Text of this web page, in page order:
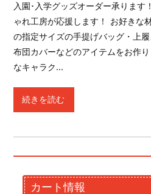
入園･入学グッズオーダー承ります
ゃれ工房が応援します！ お好きな
の指定サイズの手提げバッグ・上
布団カバーなどのアイテムをお作
なキャラク…
続きを読む
カート情報